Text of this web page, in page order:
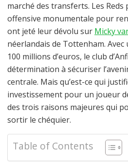
marché des transferts. Les
offensive monumentale pour
ont jeté leur dévolu sur Micky
néerlandais de Tottenham.
100 millions d’euros, le club
détermination à sécuriser
centrale. Mais qu’est-ce qui
investissement pour un joueur
des trois raisons majeures qui
sortir le chéquier.
Table of Contents